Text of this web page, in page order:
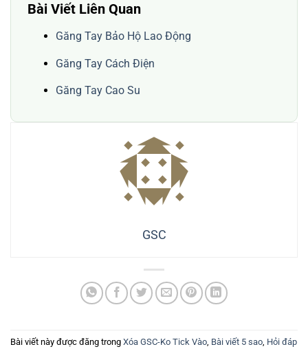
Bài Viết Liên Quan
Găng Tay Bảo Hộ Lao Động
Găng Tay Cách Điện
Găng Tay Cao Su
GSC
Bài viết này được đăng trong Xóa GSC-Ko Tick Vào Bài viết 5 sao Hỏi đáp